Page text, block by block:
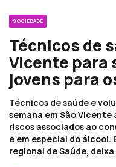
SOCIEDADE
Técnicos de
Vicente para
jovens para
Técnicos de saúde e
semana em São Vicente
riscos associados ao
e em especial do
regional de Saúde,